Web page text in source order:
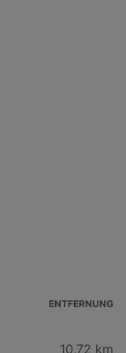
ENTFERNUNG
10,72 km